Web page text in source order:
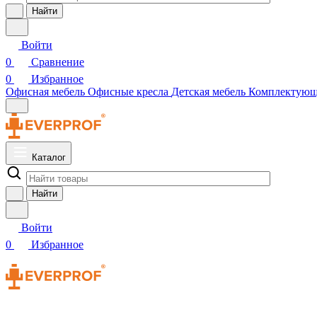
Найти
Войти
0
Сравнение
0
Избранное
Офисная мебель Офисные кресла Детская мебель
Каталог
Найти
Войти
0
Избранное